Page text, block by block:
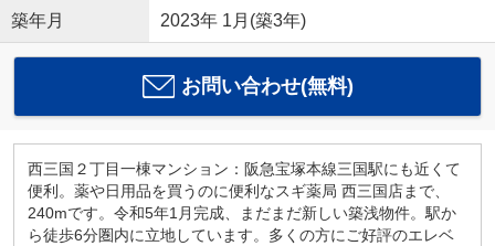
築年月 2023年 1月(築3年)
お問い合わせ(無料)
西三国２丁目一棟マンション：阪急宝塚本線三国駅にも近くて
便利。薬や日用品を買うのに便利なスギ薬局 西三国店まで、
240mです。令和5年1月完成、まだまだ新しい築浅物件。駅か
ら徒歩6分圏内に立地しています。多くの方にご好評のエレベ